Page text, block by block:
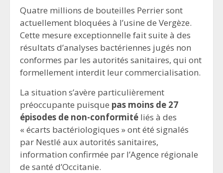
Quatre millions de bouteilles Perrier sont
actuellement bloquées à l’usine de Vergèze.
Cette mesure exceptionnelle fait suite à des
résultats d’analyses bactériennes jugés non
conformes par les autorités sanitaires, qui ont
formellement interdit leur commercialisation.
La situation s’avère particulièrement
préoccupante puisque pas moins de 27
épisodes de non-conformité liés à des
« écarts bactériologiques » ont été signalés
par Nestlé aux autorités sanitaires,
information confirmée par l’Agence régionale
de santé d’Occitanie.